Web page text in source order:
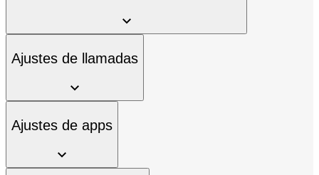
Ajustes de llamadas
Ajustes de apps